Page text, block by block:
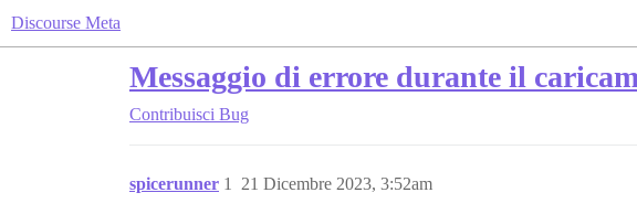
Discourse Meta
Messaggio di errore durante il
Contribuisci Bug
spicerunner 21 Dicembre 2023, 3:52am
1